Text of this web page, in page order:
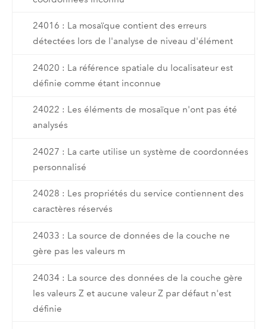
24016 : La mosaïque contient des erreurs
détectées lors de l'analyse de niveau d'élément
24020 : La référence spatiale du localisateur est
définie comme étant inconnue
24022 : Les éléments de mosaïque n'ont pas été
analysés
24027 : La carte utilise un système de coordonnées
personnalisé
24028 : Les propriétés du service contiennent des
caractères réservés
24033 : La source de données de la couche ne
gère pas les valeurs m
24034 : La source des données de la couche gère
les valeurs Z et aucune valeur Z par défaut n'est
définie